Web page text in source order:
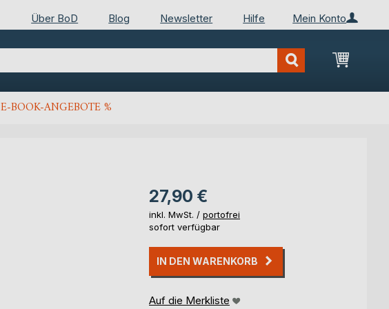
Mein Konto
Über BoD Blog Newsletter Hilfe
Mein
E-BOOK-ANGEBOTE %
27,90 €
inkl. MwSt. / portofrei
sofort verfügbar
IN DEN WARENKORB
Auf die Merkliste